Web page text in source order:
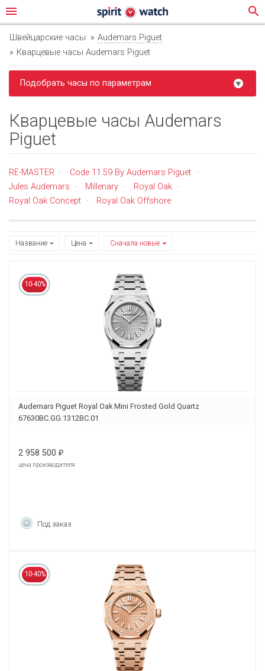
menu search
Швейцарские часы
Audemars Piguet
Кварцевые часы Audemars Piguet
Подобрать часы по параметрам
Кварцевые часы Audemars
Piguet
RE-MASTER - Code 11.59 By Audemars Piguet -
Jules Audemars - Millenary - Royal Oak -
Royal Oak Concept - Royal Oak Offshore
Название Цена Сначала новые
10-40%
Audemars Piguet Royal Oak Mini Frosted Gold Quartz
67630BC.GG.1312BC.01
2 958 500 ₽
цена производителя
Под заказ
10-40%